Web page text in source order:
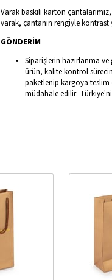
Varak baskılı karton
varak, çantanın rengiyle kontrast
GÖNDERİM
Siparişlerin hazırlanma
ürün, kalite kontrol
paketlenip kargoya teslim
müdahale edilir.